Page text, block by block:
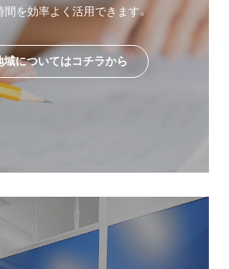
間を効率よく活用できます。
域についてはコチラから